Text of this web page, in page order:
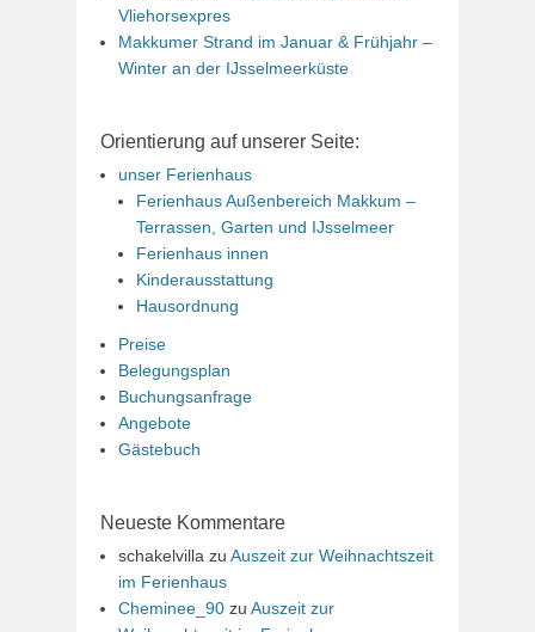
Vliehorsexpres
Makkumer Strand im Januar & Frühjahr –
Winter an der IJsselmeerküste
Orientierung auf unserer Seite:
unser Ferienhaus
Ferienhaus Außenbereich Makkum –
Terrassen, Garten und IJsselmeer
Ferienhaus innen
Kinderausstattung
Hausordnung
Preise
Belegungsplan
Buchungsanfrage
Angebote
Gästebuch
Neueste Kommentare
schakelvilla zu Auszeit zur Weihnachtszeit
im Ferienhaus
Cheminee_90 zu Auszeit zur